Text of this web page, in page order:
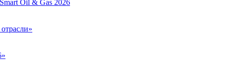
Oil & Gas 2026